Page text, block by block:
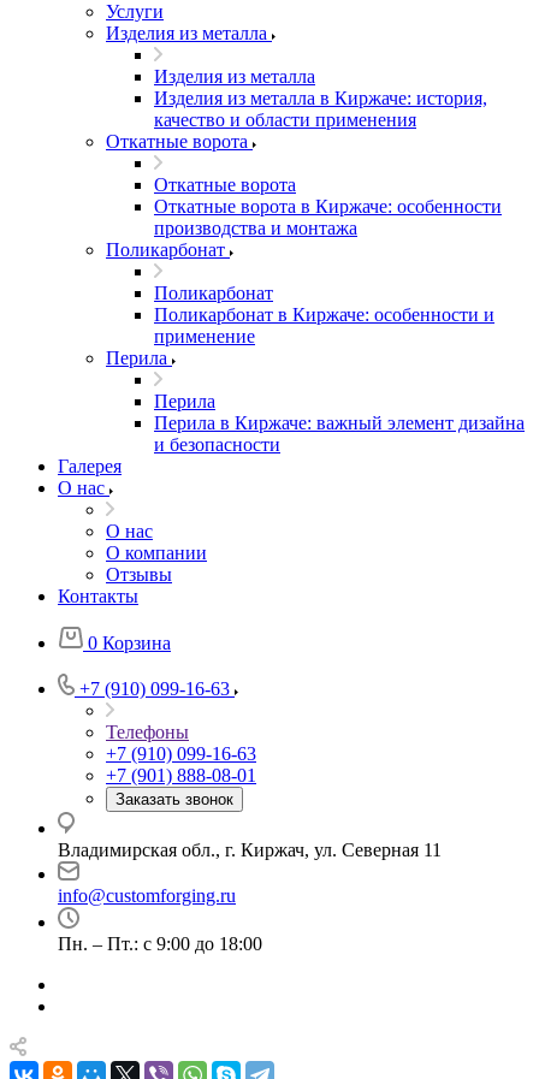
Услуги
Изделия из металла
Изделия из металла
Изделия из металла в Киржаче: история,
качество и области применения
Откатные ворота
Откатные ворота
Откатные ворота в Киржаче: особенности
производства и монтажа
Поликарбонат
Поликарбонат
Поликарбонат в Киржаче: особенности и
применение
Перила
Перила
Перила в Киржаче: важный элемент дизайна
и безопасности
Галерея
О нас
О нас
О компании
Отзывы
Контакты
0 Корзина
+7 (910) 099-16-63
Телефоны
+7 (910) 099-16-63
+7 (901) 888-08-01
Заказать звонок
Владимирская обл., г. Киржач, ул. Северная 11
info@customforging.ru
Пн. – Пт.: с 9:00 до 18:00